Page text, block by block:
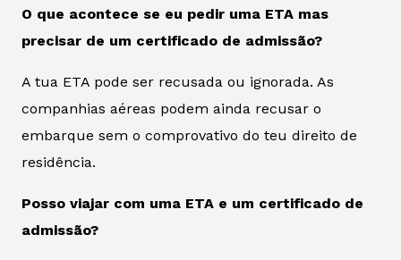
O que acontece se eu pedir uma ETA mas
precisar de um certificado de admissão?
A tua ETA pode ser recusada ou ignorada. As
companhias aéreas podem ainda recusar o
embarque sem o comprovativo do teu direito de
residência.
Posso viajar com uma ETA e um certificado de
admissão?